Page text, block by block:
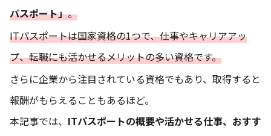
パスポート」。
ITパスポートは国家資格の1つで、仕事やキャリアアッ
プ、転職にも活かせるメリットの多い資格です。
さらに企業から注目されている資格でもあり、取得すると
報酬がもらえることもあるほど。
本記事では、 ITパスポートの概要や活かせる仕事、おすす